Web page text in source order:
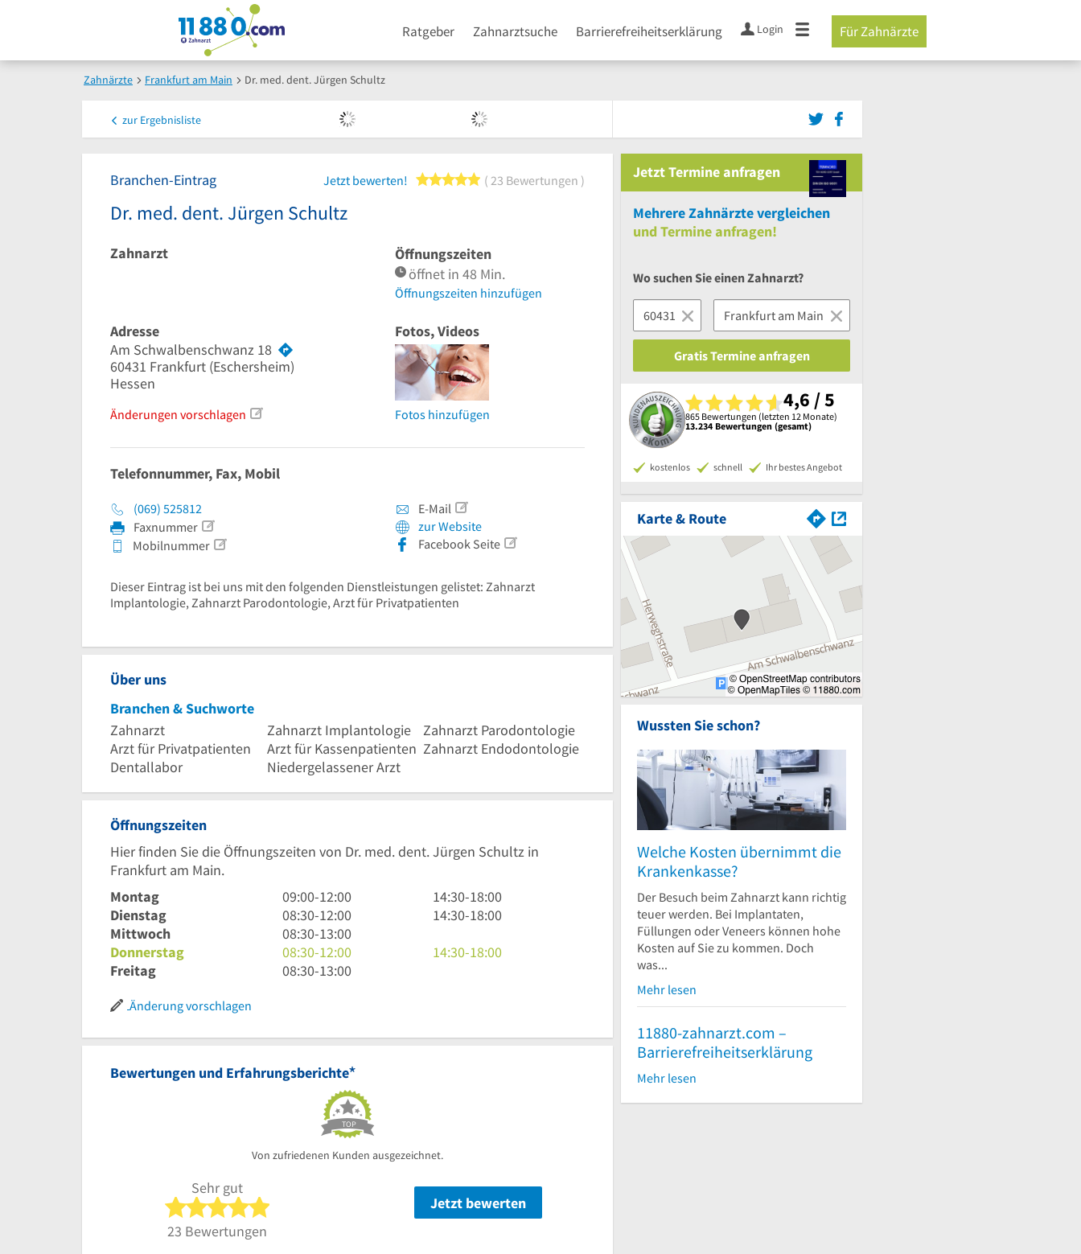
Ratgeber Zahnarztsuche Barrierefreiheitserklärung Login Für Zahnärzte
Zahnärzte Frankfurt am Main Dr. med. dent. Jürgen Schultz
zur Ergebnisliste
Branchen-Eintrag Jetzt bewerten! 5 von 5 Sternen
23 Bewertungen
Dr. med. dent. Jürgen Schultz
Zahnarzt
Öffnungszeiten
öffnet in 48 Min.
Öffnungszeiten hinzufügen
Adresse
Am Schwalbenschwanz 18
60431 Frankfurt (Eschersheim)
Hessen
Änderungen vorschlagen
Fotos, Videos
Fotos hinzufügen
Telefonnummer, Fax, Mobil
(069) 525812
Faxnummer
Mobilnummer
E-Mail
zur Website
Facebook Seite
Dieser Eintrag ist bei uns mit den folgenden Dienstleistungen gelistet: Zahnarzt
Implantologie, Zahnarzt Parodontologie, Arzt für Privatpatienten
Über uns
Branchen & Suchworte
Zahnarzt
Zahnarzt Implantologie
Zahnarzt Parodontologie
Arzt für Privatpatienten
Arzt für Kassenpatienten Zahnarzt Endodontologie
Dentallabor
Niedergelassener Arzt
Öffnungszeiten
Hier finden Sie die Öffnungszeiten von Dr. med. dent. Jürgen Schultz in
Frankfurt am Main.
Montag
9
Uhr
bis
12
Uhr
09:00-12:00
14
Uhr
bis
14:30-18:00
Dienstag
8
Uhr
30
bis
08:30-12:00
14
30
14:30-18:00
Mittwoch
8
Uhr
30
08:30-13:00
Donnerstag
8
Uhr
Uhr
08:30-12:00
14
Uhr
14:30-18:00
Freitag
8
13
08:30-13:00
Änderung vorschlagen
Bewertungen und Erfahrungsberichte*
TOP
Von zufriedenen Kunden ausgezeichnet.
Sehr gut
5 von 5 Sternen
23 Bewertungen
Jetzt bewerten
JetztTermine anfragen
MehrereZahnärzte vergleichen
undTermine anfragen!
Wo suchen Sie einen Zahnarzt?
Gratis Termine anfragen
4,6 / 5
865 Bewertungen (letzten 12 Monate)
13.234 Bewertungen (gesamt)
kostenlos schnell Ihr bestes Angebot
Karte & Route
Wussten Sie schon?
Welche Kosten übernimmt die
Krankenkasse?
Der Besuch beim Zahnarzt kann richtig
teuer werden. Bei Implantaten,
Füllungen oder Veneers können hohe
Kosten auf Sie zu kommen. Doch
was...
Mehr lesen
11880-zahnarzt.com –
Barrierefreiheitserklärung
Mehr lesen